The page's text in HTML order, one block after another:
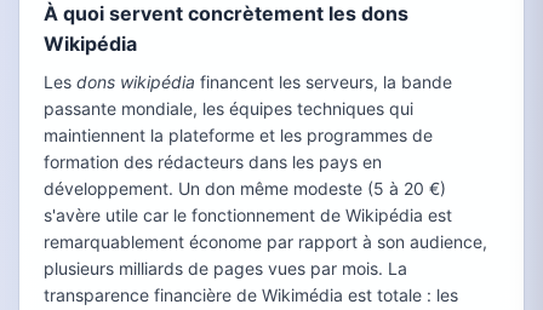
À quoi servent concrètement les dons
Wikipédia
Les dons wikipédia financent les serveurs, la bande
passante mondiale, les équipes techniques qui
maintiennent la plateforme et les programmes de
formation des rédacteurs dans les pays en
développement. Un don même modeste (5 à 20 €)
s'avère utile car le fonctionnement de Wikipédia est
remarquablement économe par rapport à son audience,
plusieurs milliards de pages vues par mois. La
transparence financière de Wikimédia est totale : les